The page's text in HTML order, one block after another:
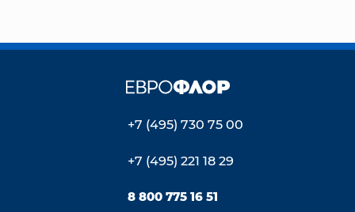
+7 (495) 730 75 00
+7 (495) 221 18 29
8 800 775 16 51